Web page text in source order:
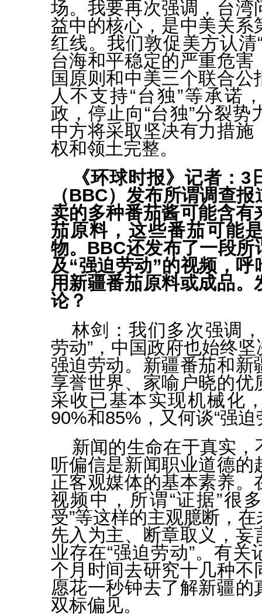
场。我要再次强调，台湾
益中的核心，是中美关系
红线。我们敦促美方认清
台海和平稳定的严重危害
国原则和中美三个联合
人不支持“台独”等承诺
政，停止向“台独”分裂势
中方将采取坚决有力措施
权和领土完整。
《环球时报》记者：
（BBC）发布所谓调查
卖的多种番茄酱可能含有
茄原料，这些番茄可能
物。BBC还发布了一段所
及“强迫劳动”的视频，
用新疆番茄原料或成品。
论？
林剑：我们多次强调
劳动”，中国政府也始终
强迫劳动。新疆番茄和新
享誉世界、家喻户晓的优
采收已基本实现机械化
90%和85%，又何谈“强迫
新闻的生命在于真实
听偏信是新闻职业道德的
正客观媒体的基本素养。
视频中，所谓“证据”很
受”等这样的主观臆断，
先入为主、断章取义，妄
业存在“强迫劳动”。有
个月时间去研究十几种不
愿花一秒钟去了解新疆的
双标偏见。